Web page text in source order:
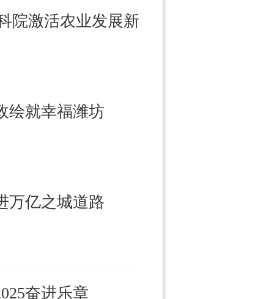
院激活农业发展新
绘就幸福潍坊
万亿之城道路
奋进乐章